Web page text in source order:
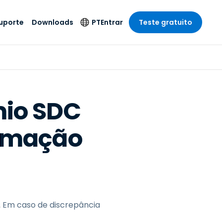
com
de
On-
Detecção e
Resposta de
Endpoint
Foxpass Acesso e
Sector Público
e Design
e Finanças
Sistema
Downloads PT
Español
Français
Italiano
繁體中文
Entrar Teste gratuito
SDC
caso de discrepância